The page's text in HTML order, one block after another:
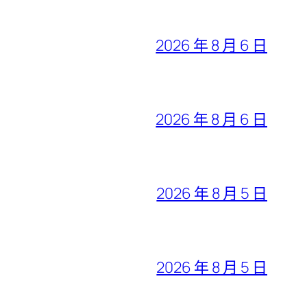
2026 年 8 月 6 日
2026 年 8 月 6 日
2026 年 8 月 5 日
2026 年 8 月 5 日